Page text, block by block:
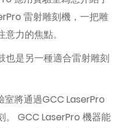
雷射雕刻機，一把雕
力的焦點。
也是另一種適合雷射雕刻
將通過GCC LaserPro
。 GCC LaserPro 機器能